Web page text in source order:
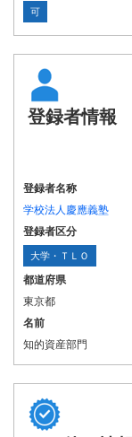
可
登録者情報
登録者名称
学校法人慶應義塾
登録者区分
大学・ＴＬＯ
都道府県
東京都
名前
知的資産部門